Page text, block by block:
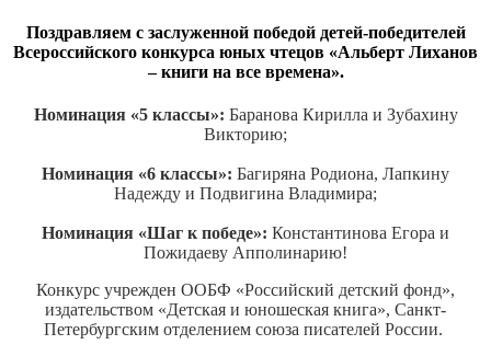
Поздравляем с заслуженной победой детей-победителей
Всероссийского конкурса юных чтецов «Альберт Лиханов
– книги на все времена».
Номинация «5 классы»: Баранова Кирилла и Зубахину
Викторию;
Номинация «6 классы»: Багиряна Родиона, Лапкину
Надежду и Подвигина Владимира;
Номинация «Шаг к победе»: Константинова Егора и
Пожидаеву Апполинарию!
Конкурс учрежден ООБФ «Российский детский фонд»,
издательством «Детская и юношеская книга», Санкт-
Петербургским отделением союза писателей России.